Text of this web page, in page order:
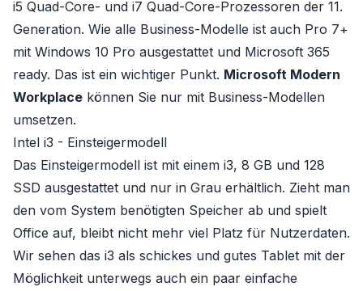
i5 Quad-Core- und i7 Quad-Core-Prozessoren der 11.
Generation. Wie alle Business-Modelle ist auch Pro 7+
mit Windows 10 Pro ausgestattet und Microsoft 365
ready. Das ist ein wichtiger Punkt. Microsoft Modern
Workplace können Sie nur mit Business-Modellen
umsetzen.
Intel i3 - Einsteigermodell
Das Einsteigermodell ist mit einem i3, 8 GB und 128
SSD ausgestattet und nur in Grau erhältlich. Zieht man
den vom System benötigten Speicher ab und spielt
Office auf, bleibt nicht mehr viel Platz für Nutzerdaten.
Wir sehen das i3 als schickes und gutes Tablet mit der
Möglichkeit unterwegs auch ein paar einfache